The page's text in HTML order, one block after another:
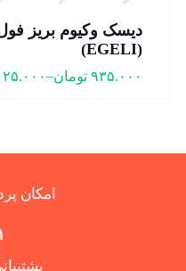
دیسک وکیوم بریز
(EGELI)
۹۳۵.۰۰۰ تومان–
امکان
پشتیبانی 24